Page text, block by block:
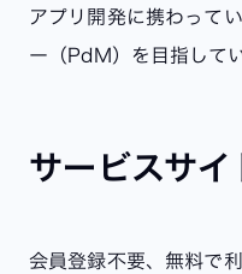
アプリ開発に携わって
ー（PdM）を目指して
サービスサイ
会員登録不要、無料で